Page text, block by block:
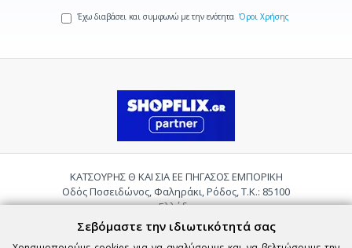
Έχω διαβάσει και συμφωνώ με την ενότητα Όροι Χρήσης
ΚΑΤΣΟΥΡΗΣ Θ ΚΑΙ ΣΙΑ ΕΕ ΠΗΓΑΣΟΣ ΕΜΠΟΡΙΚΗ
Οδός Ποσειδώνος, Φαληράκι, Ρόδος, Τ.Κ.: 85100
Ελλάδα
Τηλ.:2241085059
Email:
pigasosemporiki@gmail.com
Σεβόμαστε την ιδιωτικότητά σας